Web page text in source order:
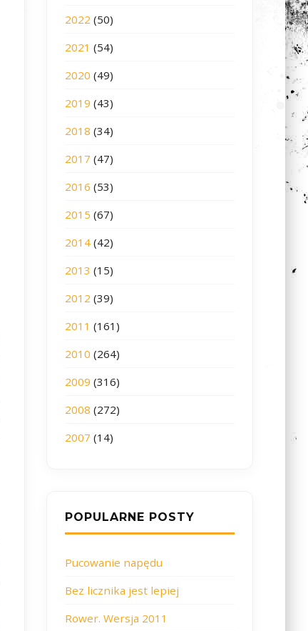
2022 (50)
2021 (54)
2020 (49)
2019 (43)
2018 (34)
2017 (47)
2016 (53)
2015 (67)
2014 (42)
2013 (15)
2012 (39)
2011 (161)
2010 (264)
2009 (316)
2008 (272)
2007 (14)
POPULARNE POSTY
Pucowanie napędu
Bez licznika jest lepiej
Rower. Wersja 2011